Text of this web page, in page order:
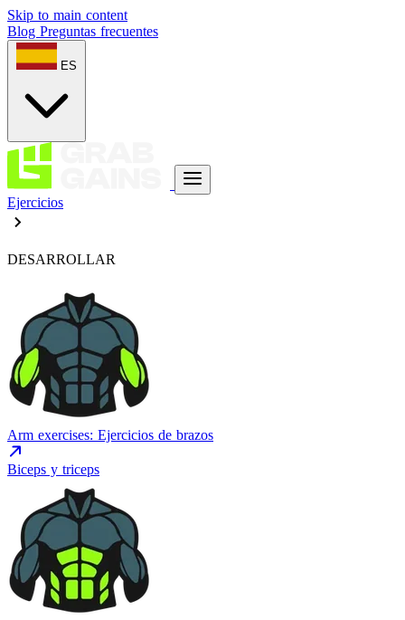
Skip to main content
Blog Preguntas frecuentes
ES
Ejercicios
DESARROLLAR
Arm exercises: Ejercicios de brazos
Biceps y triceps